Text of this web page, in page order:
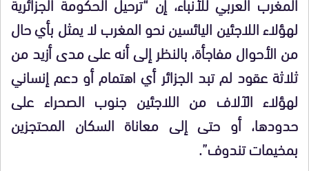
لهؤلاء اللاجئين اليائسين نحو المغرب لا يمثل بأي حال
من الأحوال مفاجأة، بالنظر إلى أنه على مدى أزيد من
ثلاثة عقود لم تبد الجزائر أي اهتمام أو دعم إنساني
لهؤلاء الآلاف من اللاجئين جنوب الصحراء على
حدودها، أو حتى إلى معاناة السكان المحتجزين
بمخيمات تندوف”.